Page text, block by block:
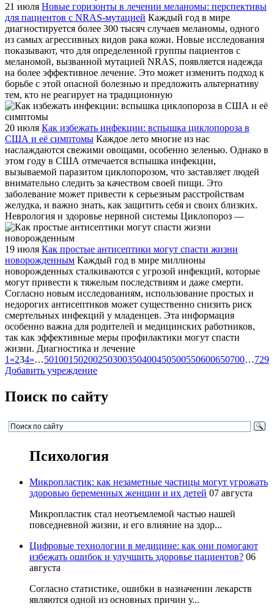
21 июля Новые горизонты в лечении меланомы: перспективы
для пациентов с NRAS-мутацией Каждый год в мире
диагностируется более 300 тысяч случаев меланомы, одного
из самых агрессивных видов рака кожи. Новые исследования
показывают, что для определенной группы пациентов с
меланомой, вызванной мутацией NRAS, появляется надежда
на более эффективное лечение. Это может изменить подход к
борьбе с этой опасной болезнью и предложить альтернативу
тем, кто не реагирует на традиционную
20 июля Как избежать инфекции: вспышка циклопороза в
США и её симптомы Каждое лето многие из нас
наслаждаются свежими овощами, особенно зеленью. Однако в
этом году в США отмечается вспышка инфекции,
вызываемой паразитом циклопорозом, что заставляет людей
внимательно следить за качеством своей пищи. Это
заболевание может привести к серьезным расстройствам
желудка, и важно знать, как защитить себя и своих близких.
Неврология и здоровье нервной системы Циклопороз —
19 июля Как простые антисептики могут спасти жизни
новорожденным Каждый год в мире миллионы
новорожденных сталкиваются с угрозой инфекций, которые
могут привести к тяжелым последствиям и даже смерти.
Согласно новым исследованиям, использование простых и
недорогих антисептиков может существенно снизить риск
смертельных инфекций у младенцев. Эта информация
особенно важна для родителей и медицинских работников,
так как эффективные меры профилактики могут спасти
жизни. Диагностика и лечение
1 «234»…50100150200250300350400450500550600650700…729
Добавить учреждение
Поиск по сайту
Психология
Микропластик: как незаметные частицы могут угрожать
здоровью беременных женщин и их детей 07 августа
Микропластик стал неотъемлемой частью нашей
повседневной жизни, и его влияние на здор...
Цифровые технологии в медицине: как они помогают
избежать ошибок и улучшить здоровье пациентов? 06
августа
Согласно статистике, ошибки в назначении лекарств
являются одной из основных причин у...